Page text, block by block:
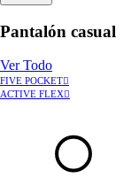
Pantalón casual
Ver Todo
FIVE POCKET
ACTIVE FLEX